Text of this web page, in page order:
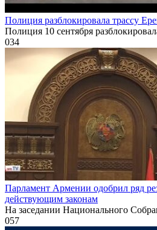
Полиция разблокировала трассу
Полиция 10 сентября
034
Парламент Армении одобрил ряд
действующим законам
На заседании Национального
057